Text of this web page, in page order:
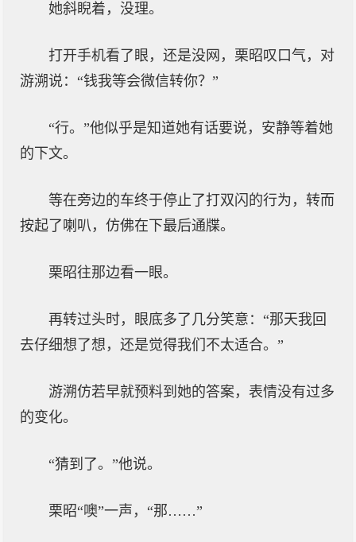
她斜睨着，没理。
打开手机看了眼，还是没网，栗昭叹口气，对
游溯说：“钱我等会微信转你？”
“行。”他似乎是知道她有话要说，安静等着她
的下文。
等在旁边的车终于停止了打双闪的行为，转而
按起了喇叭，仿佛在下最后通牒。
栗昭往那边看一眼。
再转过头时，眼底多了几分笑意：“那天我回
去仔细想了想，还是觉得我们不太适合。”
游溯仿若早就预料到她的答案，表情没有过多
的变化。
“猜到了。”他说。
栗昭“噢”一声，“那……”